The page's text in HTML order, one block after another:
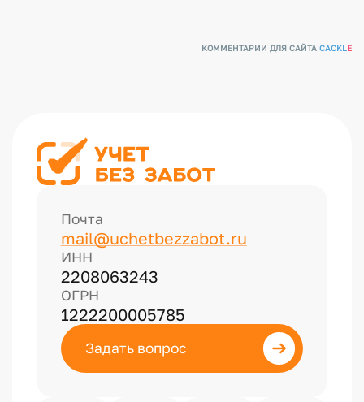
КОММЕНТАРИИ ДЛЯ САЙТАCACKLE
Почта
mail@uchetbezzabot.ru
ИНН
2208063243
ОГРН
1222200005785
Задать вопрос